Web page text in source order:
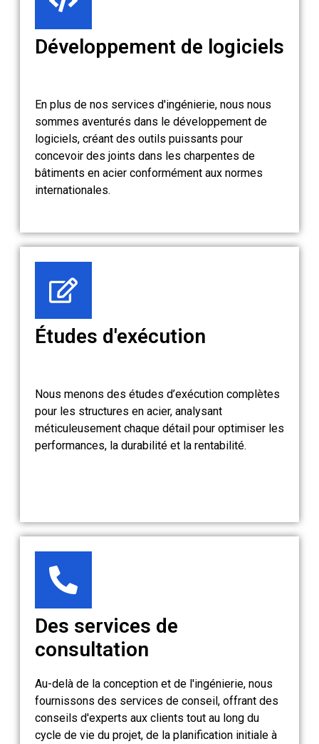
Développement de logiciels
En plus de nos services d'ingénierie, nous nous
sommes aventurés dans le développement de
logiciels, créant des outils puissants pour
concevoir des joints dans les charpentes de
bâtiments en acier conformément aux normes
internationales.
Études d'exécution
Nous menons des études d’exécution complètes
pour les structures en acier, analysant
méticuleusement chaque détail pour optimiser les
performances, la durabilité et la rentabilité.
Des services de
consultation
Au-delà de la conception et de l'ingénierie, nous
fournissons des services de conseil, offrant des
conseils d'experts aux clients tout au long du
cycle de vie du projet, de la planification initiale à